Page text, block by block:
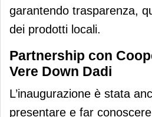
garantendo trasparenza,
dei prodotti locali.
Partnership con
Vere Down Dadi
L’inaugurazione è stata
presentare e far